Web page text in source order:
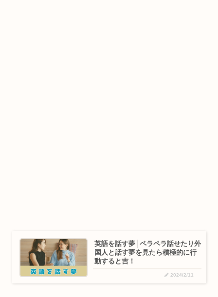
英語を話す夢│ペラペラ話せたり外
国人と話す夢を見たら積極的に行
動すると吉！
2024/2/11